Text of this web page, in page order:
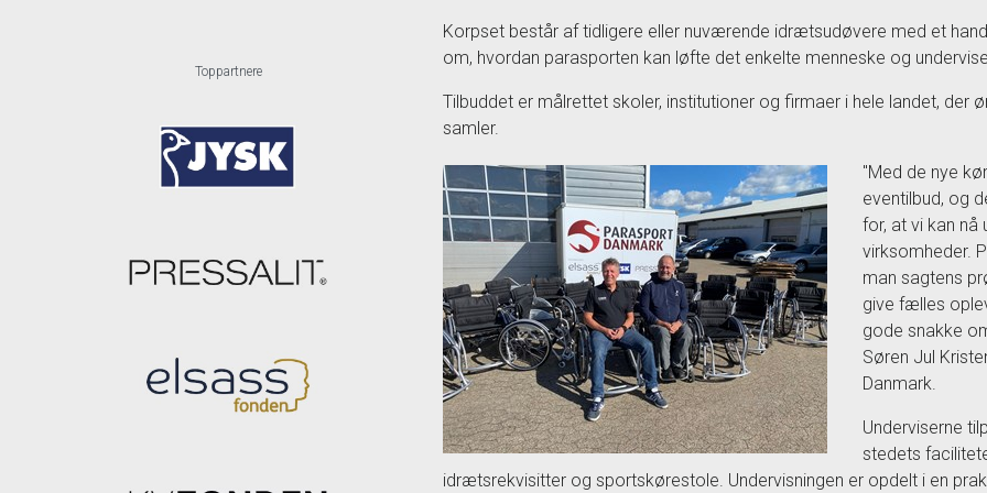
Toppartnere
Korpset består af tidligere eller nuværende idrætsudøvere med et
om, hvordan parasporten kan løfte det enkelte menneske og
Tilbuddet er målrettet skoler, institutioner og firmaer i hele landet, der
samler.
"Med de nye
eventilbud, og
for, at vi kan nå
virksomheder.
man sagtens
give fælles
gode snakke
Søren Jul
Danmark.
Underviserne
stedets
idrætsrekvisitter og sportskørestole. Undervisningen er opdelt i en